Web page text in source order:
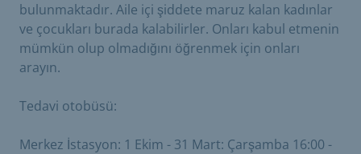
bulunmaktadır. Aile içi şiddete maruz kalan kadınlar
ve çocukları burada kalabilirler. Onları kabul etmenin
mümkün olup olmadığını öğrenmek için onları
arayın.
Tedavi otobüsü:
Merkez İstasyon: 1 Ekim - 31 Mart: Çarşamba 16:00 -